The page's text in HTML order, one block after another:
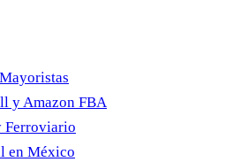
y Amazon FBA
Ferroviario
en México